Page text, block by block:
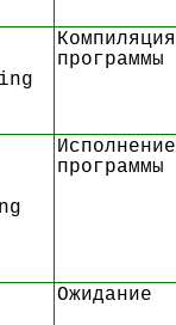
Компиляция
программы
Исполнение
программы
Ожидание